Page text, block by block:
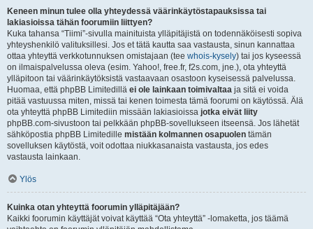
Keneen minun tulee olla yhteydessä väärinkäytöstapauksissa tai
lakiasioissa tähän foorumiin liittyen?
Kuka tahansa “Tiimi”-sivulla mainituista ylläpitäjistä on todennäköisesti sopiva
yhteyshenkilö valituksillesi. Jos et tätä kautta saa vastausta, sinun kannattaa
ottaa yhteyttä verkkotunnuksen omistajaan (tee whois-kysely) tai jos kyseessä
on ilmaispalvelussa oleva (esim. Yahoo!, free.fr, f2s.com, jne.), ota yhteyttä
ylläpitoon tai väärinkäytöksistä vastaavaan osastoon kyseisessä palvelussa.
Huomaa, että phpBB Limitedillä ei ole lainkaan toimivaltaa ja sitä ei voida
pitää vastuussa miten, missä tai kenen toimesta tämä foorumi on käytössä. Älä
ota yhteyttä phpBB Limitediin missään lakiasioissa jotka eivät liity
phpBB.com-sivustoon tai pelkkään phpBB-sovellukseen itseensä. Jos lähetät
sähköpostia phpBB Limitedille mistään kolmannen osapuolen tämän
sovelluksen käytöstä, voit odottaa niukkasanaista vastausta, jos edes
vastausta lainkaan.
Ylös
Kuinka otan yhteyttä foorumin ylläpitäjään?
Kaikki foorumin käyttäjät voivat käyttää “Ota yhteyttä” -lomaketta, jos täämä